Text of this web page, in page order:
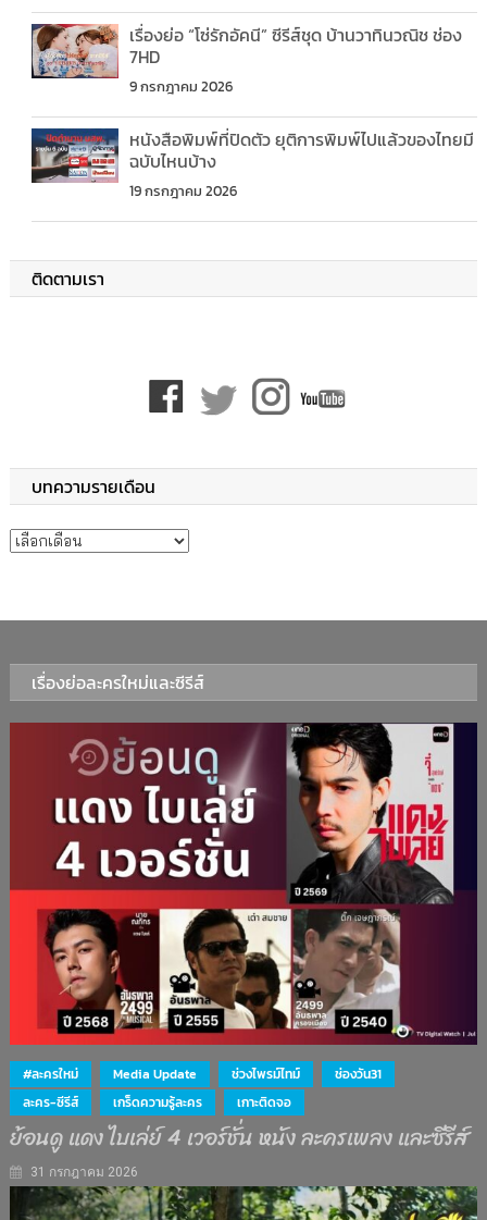
เรื่องย่อ “โซ่รักอัคนี” ซีรีส์ชุด บ้านวาทินวณิช ช่อง
7HD
9 กรกฎาคม 2026
หนังสือพิมพ์ที่ปิดตัว ยุติการพิมพ์ไปแล้วของไทยมี
ฉบับไหนบ้าง
19 กรกฎาคม 2026
ติดตามเรา
บทความรายเดือน
บทความรายเดือน
เรื่องย่อละครใหม่และซีรีส์
#ละครใหม่ Media Update ช่วงไพรม์ไทม์
ช่องวัน31
ละคร-ซีรีส์
เกร็ดความรู้ละคร เกาะติดจอ
ย้อนดู แดง ไบเล่ย์ 4 เวอร์ชั่น หนัง ละครเพลง และซีรีส์
31 กรกฎาคม 2026